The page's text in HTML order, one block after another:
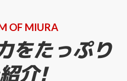
OF MIURA
をたっぷり
介!